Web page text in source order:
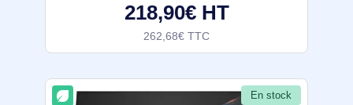
218,90€ HT
262,68€ TTC
En stock